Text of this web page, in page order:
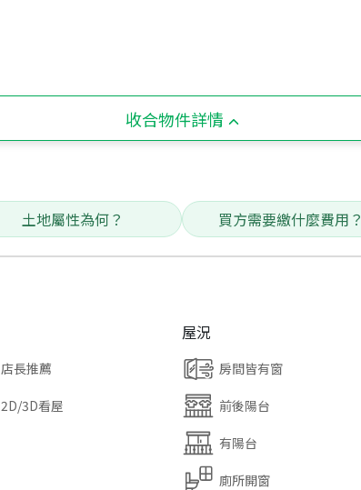
收合物件詳情
土地屬性為何？ 買方需要繳什麼費用？
店長推薦
2D/3D看屋
屋況
房間皆有窗
前後陽台
有陽台
廁所開窗